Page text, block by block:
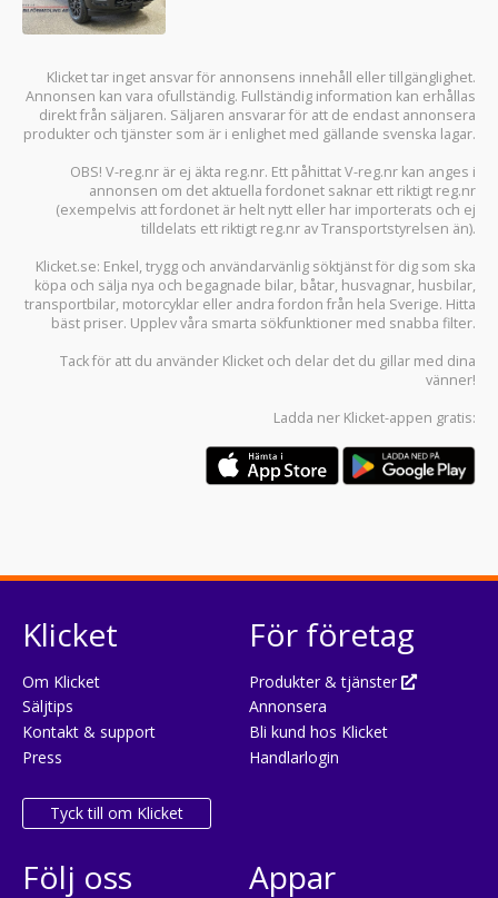
Klicket tar inget ansvar för annonsens innehåll eller tillgänglighet.
Annonsen kan vara ofullständig. Fullständig information kan erhållas
direkt från säljaren. Säljaren ansvarar för att de endast annonsera
produkter och tjänster som är i enlighet med gällande svenska lagar.
OBS! V-reg.nr är ej äkta reg.nr. Ett påhittat V-reg.nr kan anges i
annonsen om det aktuella fordonet saknar ett riktigt reg.nr
(exempelvis att fordonet är helt nytt eller har importerats och ej
tilldelats ett riktigt reg.nr av Transportstyrelsen än).
Klicket.se: Enkel, trygg och användarvänlig söktjänst för dig som ska
köpa och sälja nya och begagnade bilar, båtar, husvagnar, husbilar,
transportbilar, motorcyklar eller andra fordon från hela Sverige. Hitta
bäst priser. Upplev våra smarta sökfunktioner med snabba filter.
Tack för att du använder Klicket och delar det du gillar med dina
vänner!
Ladda ner Klicket-appen gratis:
Klicket
Om Klicket
Säljtips
Kontakt & support
Press
Tyck till om Klicket
För företag
Produkter & tjänster
Annonsera
Bli kund hos Klicket
Handlarlogin
Följ oss Appar